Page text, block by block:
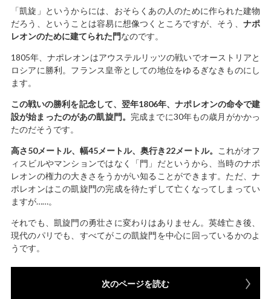
「凱旋」というからには、おそらくあの人のために作られた建物
だろう、ということは容易に想像つくところですが、そう、 ナポ
レオンのために建てられた門なのです。
1805年、ナポレオンはアウステルリッツの戦いでオーストリアと
ロシアに勝利。フランス皇帝としての地位をゆるぎなきものにし
ます。
この戦いの勝利を記念して、翌年1806年、ナポレオンの命令で建
設が始まったのがあの凱旋門。 完成までに30年もの歳月がかかっ
たのだそうです。
高さ50メートル、幅45メートル、奥行き22メートル。
これがオフ
ィスビルやマンションではなく「門」だというから、当時のナポ
レオンの権力の大きさをうかがい知ることができます。ただ、ナ
ポレオンはこの凱旋門の完成を待たずして亡くなってしまってい
ますが……。
それでも、凱旋門の勇壮さに変わりはありません。英雄亡き後、
現代のパリでも、すべてがこの凱旋門を中心に回っているかのよ
うです。
次のページを読む